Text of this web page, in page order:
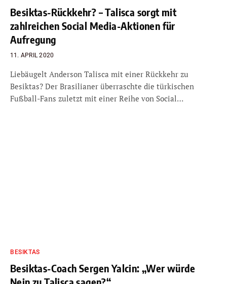
Besiktas-Rückkehr? – Talisca sorgt mit
zahlreichen Social Media-Aktionen für
Aufregung
11. APRIL 2020
Liebäugelt Anderson Talisca mit einer Rückkehr zu
Besiktas? Der Brasilianer überraschte die türkischen
Fußball-Fans zuletzt mit einer Reihe von Social…
BESIKTAS
Besiktas-Coach Sergen Yalcin: „Wer würde
Nein zu Talisca sagen?“